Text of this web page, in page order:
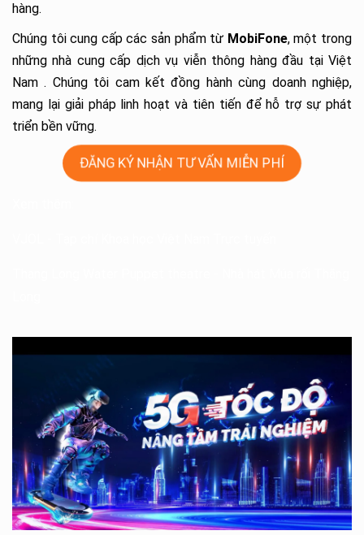
hàng.
Chúng tôi cung cấp các sản phẩm từ MobiFone, một trong
những nhà cung cấp dịch vụ viễn thông hàng đầu tại Việt
Nam . Chúng tôi cam kết đồng hành cùng doanh nghiệp,
mang lại giải pháp linh hoạt và tiên tiến để hỗ trợ sự phát
triển bền vững.
ĐĂNG KÝ NHẬN TƯ VẤN MIỄN PHÍ